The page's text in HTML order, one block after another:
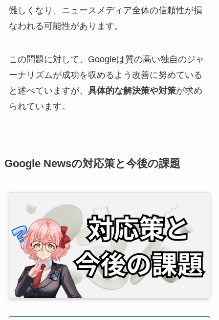
難しくなり、ニュースメディア全体の信頼性が損
なわれる可能性があります。
この問題に対して、Googleは質の高い独自のジャ
ーナリズムが成功を収めるよう改善に努めている
と述べていますが、 具体的な解決策や対策が求め
られています。
Google Newsの対応策と今後の課題